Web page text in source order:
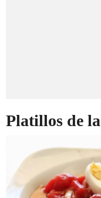
Platillos de